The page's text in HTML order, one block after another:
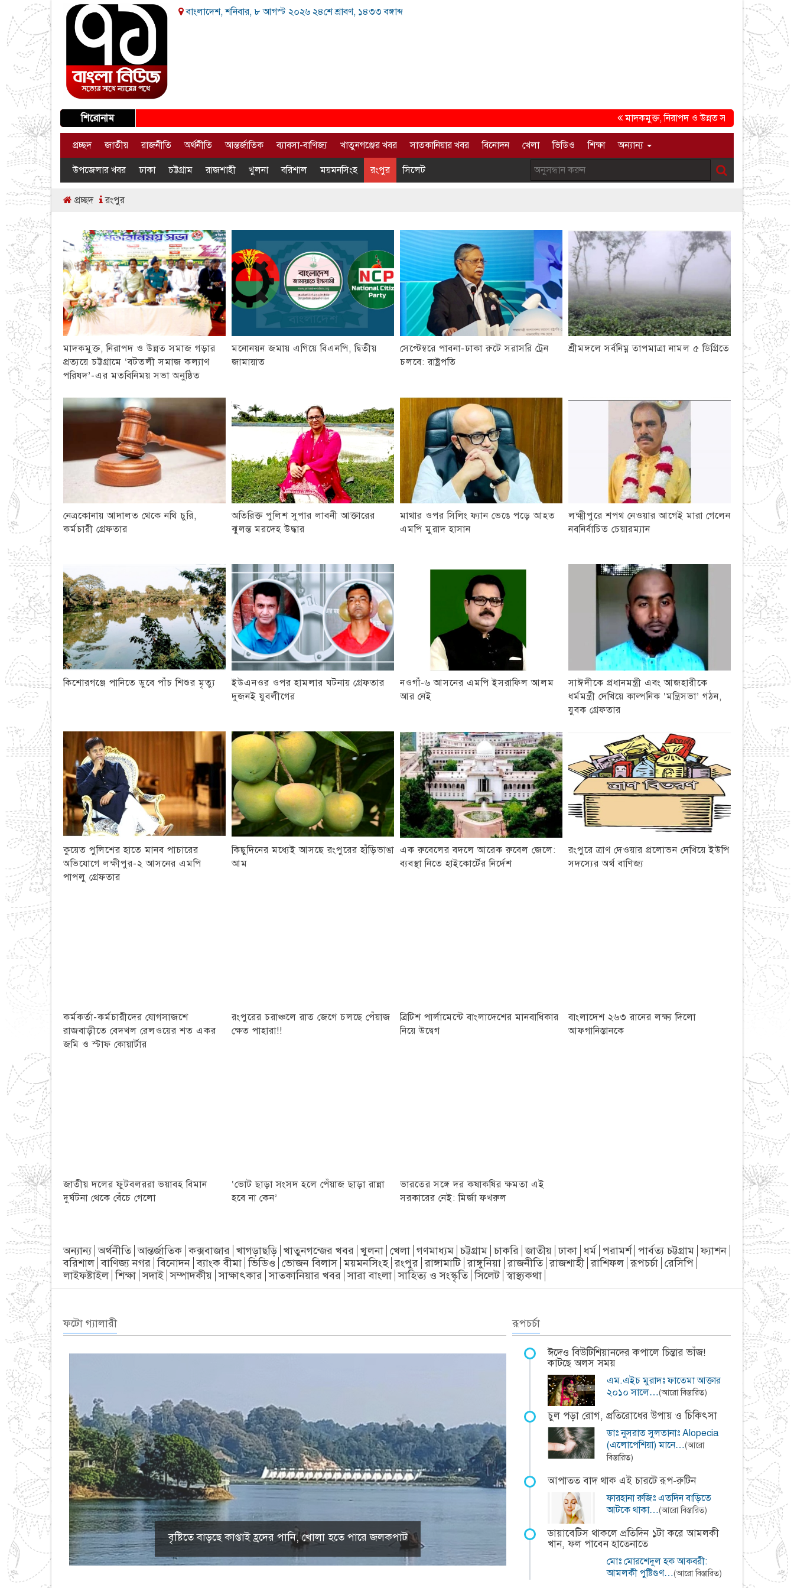
বাংলাদেশ, শনিবার, ৮ আগস্ট ২০২৬ ২৪শে শ্রাবণ, ১৪৩৩ বঙ্গাব্দ
শিরোনাম মাদকমুক্ত, নিরাপদ ও উন্নত সমাজ গড়ার প্রত্যয়ে
প্রচ্ছদ জাতীয় রাজনীতি অর্থনীতি আন্তর্জাতিক ব্যাবসা-বাণিজ্য খাতুনগঞ্জের খবর সাতকানিয়ার খবর বিনোদন খেলা ভিডিও শিক্ষা অন্যান্য
উপজেলার খবর ঢাকা চট্টগ্রাম রাজশাহী খুলনা বরিশাল ময়মনসিংহ রংপুর সিলেট
প্রচ্ছদ রংপুর
মাদকমুক্ত, নিরাপদ ও উন্নত সমাজ গড়ার
প্রত্যয়ে চট্টগ্রামে ‘বটতলী সমাজ কল্যাণ
পরিষদ’-এর মতবিনিময় সভা অনুষ্ঠিত
মনোনয়ন জমায় এগিয়ে বিএনপি, দ্বিতীয়
জামায়াত
সেপ্টেম্বরে পাবনা-ঢাকা রুটে সরাসরি ট্রেন
চলবে: রাষ্ট্রপতি
শ্রীমঙ্গলে সর্বনিম্ন তাপমাত্রা নামল ৫ ডিগ্রিতে
নেত্রকোনায় আদালত থেকে নথি চুরি,
কর্মচারী গ্রেফতার
অতিরিক্ত পুলিশ সুপার লাবনী আক্তারের
ঝুলন্ত মরদেহ উদ্ধার
মাথার ওপর সিলিং ফ্যান ভেঙে পড়ে আহত
এমপি মুরাদ হাসান
লক্ষ্মীপুরে শপথ নেওয়ার আগেই মারা গেলেন
নবনির্বাচিত চেয়ারম্যান
কিশোরগঞ্জে পানিতে ডুবে পাঁচ শিশুর মৃত্যু
ইউএনওর ওপর হামলার ঘটনায় গ্রেফতার
দুজনই যুবলীগের
নওগাঁ-৬ আসনের এমপি ইসরাফিল আলম
আর নেই
সাঈদীকে প্রধানমন্ত্রী এবং আজহারীকে
ধর্মমন্ত্রী দেখিয়ে কাল্পনিক ‘মন্ত্রিসভা’ গঠন,
যুবক গ্রেফতার
কুয়েত পুলিশের হাতে মানব পাচারের
অভিযোগে লক্ষীপুর-২ আসনের এমপি
পাপলু গ্রেফতার
কিছুদিনের মধ্যেই আসছে রংপুরের হাঁড়িভাঙা
আম
এক রুবেলের বদলে আরেক রুবেল জেলে:
ব্যবস্থা নিতে হাইকোর্টের নির্দেশ
রংপুরে ত্রাণ দেওয়ার প্রলোভন দেখিয়ে ইউপি
সদস্যের অর্থ বাণিজ্য
কর্মকর্তা-কর্মচারীদের যোগসাজশে
রাজবাড়ীতে বেদখল রেলওয়ের শত একর
জমি ও স্টাফ কোয়ার্টার
রংপুরের চরাঞ্চলে রাত জেগে চলছে পেঁয়াজ
ক্ষেত পাহারা!!
ব্রিটিশ পার্লামেন্টে বাংলাদেশের মানবাধিকার
নিয়ে উদ্বেগ
বাংলাদেশ ২৬৩ রানের লক্ষ্য দিলো
আফগানিস্তানকে
জাতীয় দলের ফুটবলররা ভয়াবহ বিমান
দুর্ঘটনা থেকে বেঁচে গেলো
‘ভোট ছাড়া সংসদ হলে পেঁয়াজ ছাড়া রান্না
হবে না কেন’
ভারতের সঙ্গে দর কষাকষির ক্ষমতা এই
সরকারের নেই: মির্জা ফখরুল
অন্যান্য অর্থনীতি আন্তর্জাতিক কক্সবাজার খাগড়াছড়ি খাতুনগন্জের খবর খুলনা খেলা গণমাধ্যম চট্টগ্রাম চাকরি জাতীয় ঢাকা ধর্ম পরামর্শ পার্বত্য চট্টগ্রাম ফ্যাশন
বরিশাল বাণিজ্য নগর বিনোদন ব্যাংক বীমা ভিডিও ভোজন বিলাস ময়মনসিংহ রংপুর রাঙ্গামাটি রাঙ্গুনিয়া রাজনীতি রাজশাহী রাশিফল রূপচর্চা রেসিপি
লাইফষ্টাইল শিক্ষা সদাই সম্পাদকীয় সাক্ষাৎকার সাতকানিয়ার খবর সারা বাংলা সাহিত্য ও সংস্কৃতি সিলেট স্বাস্থ্যকথা
ফটো গ্যালারী
বৃষ্টিতে বাড়ছে কাপ্তাই হ্রদের পানি, খোলা হতে পারে জলকপাট
রূপচর্চা
ঈদেও বিউটিশিয়ানদের কপালে চিন্তার ভাঁজ!
কাটছে অলস সময়
এম.এইচ মুরাদঃ ফাতেমা আক্তার
২০১০ সালে…(আরো বিস্তারিত)
চুল পড়া রোগ, প্রতিরোধের উপায় ও চিকিৎসা
ডাঃ নুসরাত সুলতানাঃ Alopecia
(এলোপেশিয়া) মানে…(আরো
বিস্তারিত)
আপাতত বাদ থাক এই চারটে রূপ-রুটিন
ফারহানা রুজিঃ এতদিন বাড়িতে
আটকে থাকা…(আরো বিস্তারিত)
ডায়াবেটিস থাকলে প্রতিদিন ১টা করে আমলকী
খান, ফল পাবেন হাতেনাতে
মোঃ মোরশেদুল হক আকবরী:
আমলকী পুষ্টিগুণ…(আরো বিস্তারিত)